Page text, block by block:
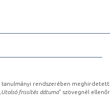
tanulmányi rendszerében
Utolsó frissítés dátuma” szövegnél